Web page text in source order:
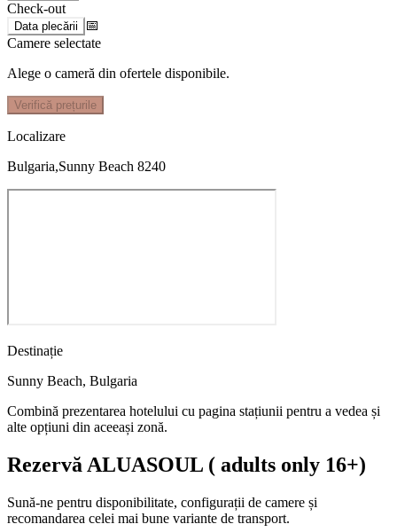
Check-out
Data plecării
📅
Camere selectate
Alege o cameră din ofertele disponibile.
Verifică prețurile
Localizare
Bulgaria,Sunny Beach 8240
Destinație
Sunny Beach, Bulgaria
Combină prezentarea hotelului cu pagina stațiunii pentru a vedea și
alte opțiuni din aceeași zonă.
Rezervă ALUASOUL ( adults only 16+)
Sună-ne pentru disponibilitate, configurații de camere și
recomandarea celei mai bune variante de transport.